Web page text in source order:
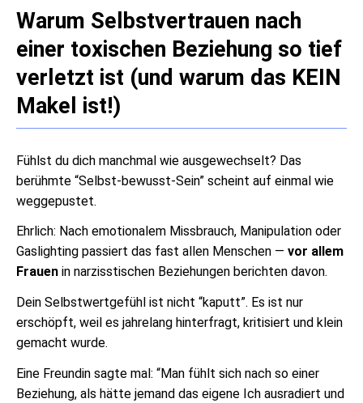
Warum Selbstvertrauen nach
einer toxischen Beziehung so tief
verletzt ist (und warum das KEIN
Makel ist!)
Fühlst du dich manchmal wie ausgewechselt? Das
berühmte “Selbst-bewusst-Sein” scheint auf einmal wie
weggepustet.
Ehrlich: Nach emotionalem Missbrauch, Manipulation oder
Gaslighting passiert das fast allen Menschen — vor allem
Frauen in narzisstischen Beziehungen berichten davon.
Dein Selbstwertgefühl ist nicht “kaputt”. Es ist nur
erschöpft, weil es jahrelang hinterfragt, kritisiert und klein
gemacht wurde.
Eine Freundin sagte mal: “Man fühlt sich nach so einer
Beziehung, als hätte jemand das eigene Ich ausradiert und